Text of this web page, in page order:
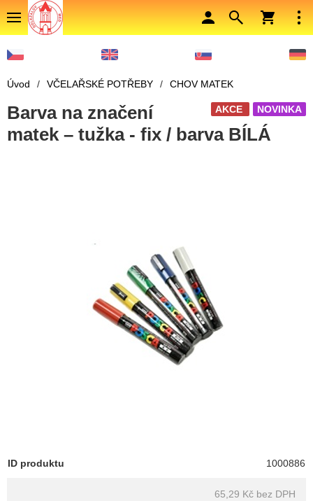
Úvod / VČELAŘSKÉ POTŘEBY / CHOV MATEK
NOVINKA
AKCE
Barva na značení
matek – tužka - fix / barva BÍLÁ
ID produktu 1000886
65,29 Kč bez DPH